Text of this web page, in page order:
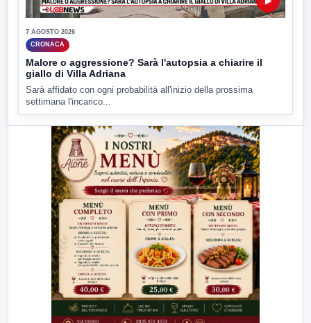
7 AGOSTO 2026
CRONACA
Malore o aggressione? Sarà l'autopsia a chiarire il
giallo di Villa Adriana
Sarà affidato con ogni probabilità all'inizio della prossima
settimana l'incarico...